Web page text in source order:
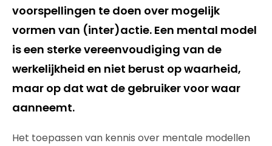
voorspellingen te doen over mogelijk
vormen van (inter)actie. Een mental model
is een sterke vereenvoudiging van de
werkelijkheid en niet berust op waarheid,
maar op dat wat de gebruiker voor waar
aanneemt.
Het toepassen van kennis over mentale modellen